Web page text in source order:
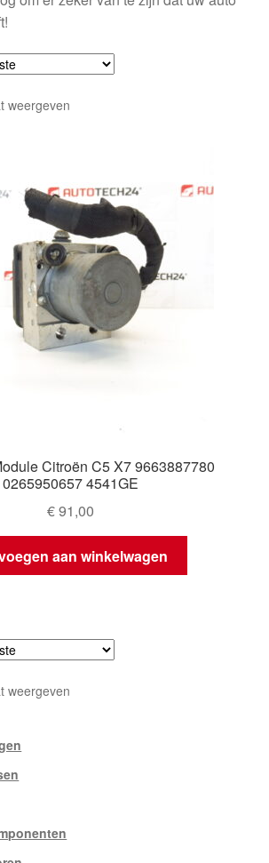
weergeven
Citroën C5 X7 9663887780
0265950657 4541GE
€91,00
aan winkelwagen
weergeven